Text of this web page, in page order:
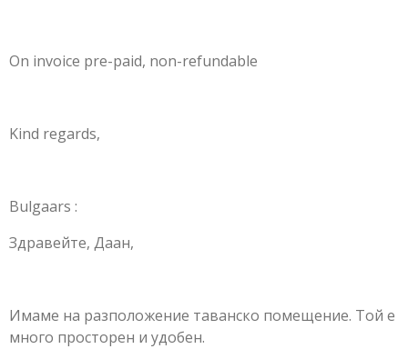
On invoice pre-paid, non-refundable
Kind regards,
Bulgaars :
Здравейте, Даан,
Имаме на разположение таванско помещение. Той е
много просторен и удобен.